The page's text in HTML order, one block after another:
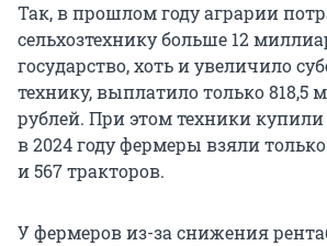
Так, в прошлом году аграрии
сельхозтехнику больше 12
государство, хоть и увеличило
технику, выплатило только818,5
рублей. При этом техники
в 2024 годуфермеры взяли только
и567 тракторов.
У фермеров из-за снижения